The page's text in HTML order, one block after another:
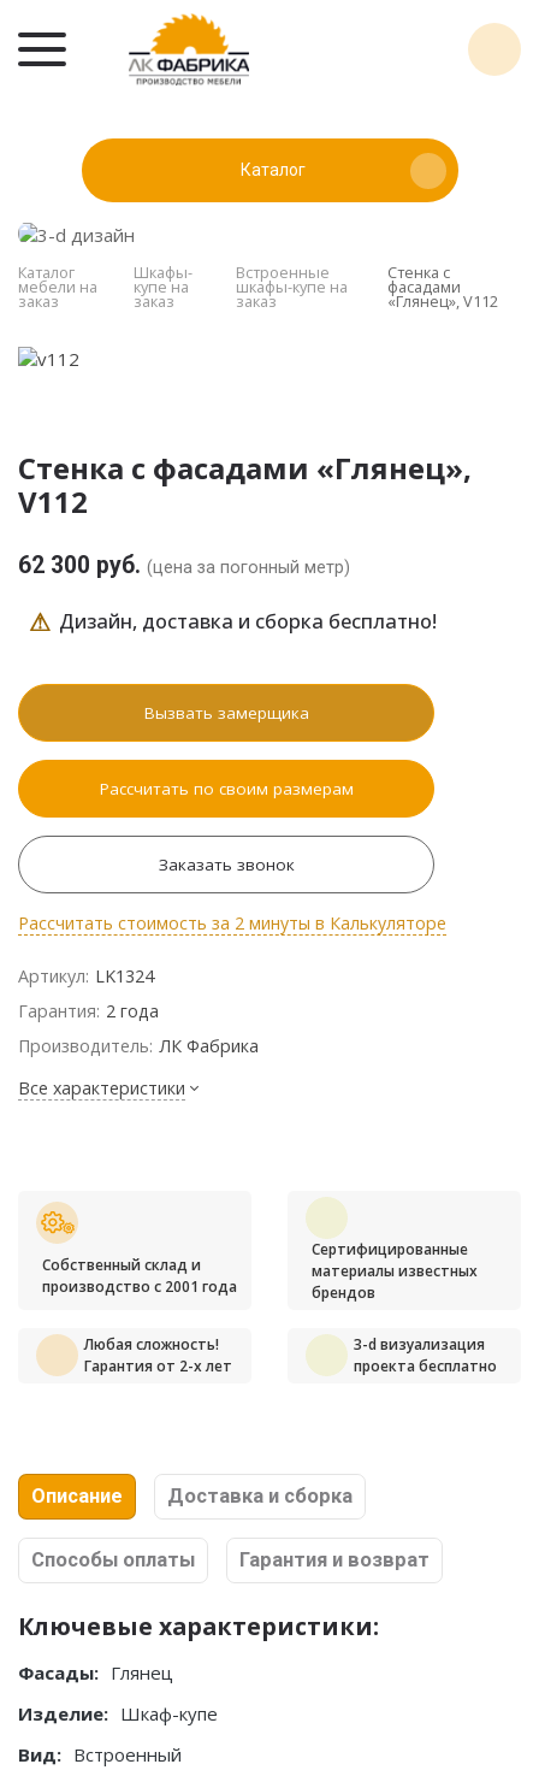
Каталог
Каталог
мебели на
заказ
Шкафы-
купе на
заказ
Встроенные
шкафы-купе на
заказ
Стенка с
фасадами
«Глянец», V112
Стенка с фасадами «Глянец»,
V112
62 300 руб. (цена за погонный метр)
⚠ Дизайн, доставка и сборка бесплатно!
Вызвать замерщика
Рассчитать по своим размерам
Заказать звонок
Рассчитать стоимость за 2 минуты в Калькуляторе
Артикул: LK1324
Гарантия: 2 года
Производитель: ЛК Фабрика
Все характеристики
Собственный склад и
производство с 2001 года
Сертифицированные
материалы известных
брендов
Любая сложность!
Гарантия от 2-х лет
3-d визуализация
проекта бесплатно
Описание Доставка и сборка
Способы оплаты Гарантия и возврат
Ключевые характеристики:
Фасады: Глянец
Изделие: Шкаф-купе
Вид: Встроенный